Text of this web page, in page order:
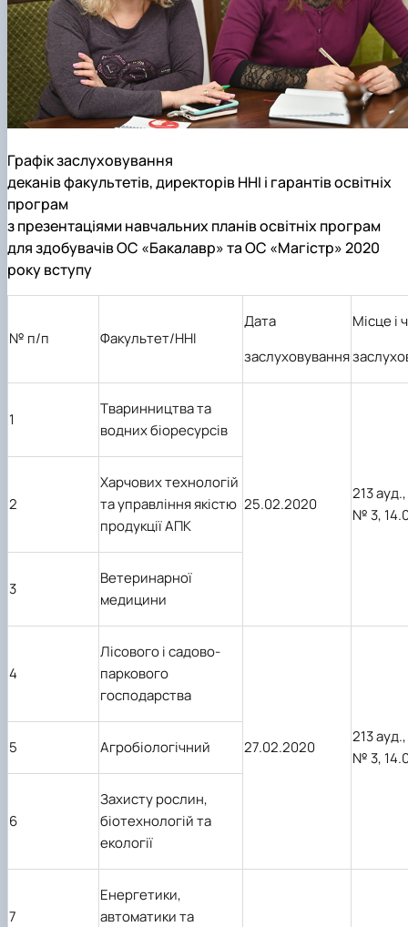
Графік заслуховування
деканів факультетів, директорів ННІ і гарантів освітніх
програм
з презентаціями навчальних планів освітніх програм
для здобувачів ОС «Бакалавр» та ОС «Магістр» 2020
року вступу
№ п/п Факультет/ННІ
Дата
заслуховування
Місце і
1
Тваринництва та
водних біоресурсів
25.02.2020
213
№ 3,
2
Харчових технологій
та управління якістю
продукції АПК
3
Ветеринарної
медицини
4
Лісового і садово-
паркового
господарства
27.02.2020
213
№ 3,
5 Агробіологічний
6
Захисту рослин,
біотехнологій та
екології
7
Енергетики,
автоматики та